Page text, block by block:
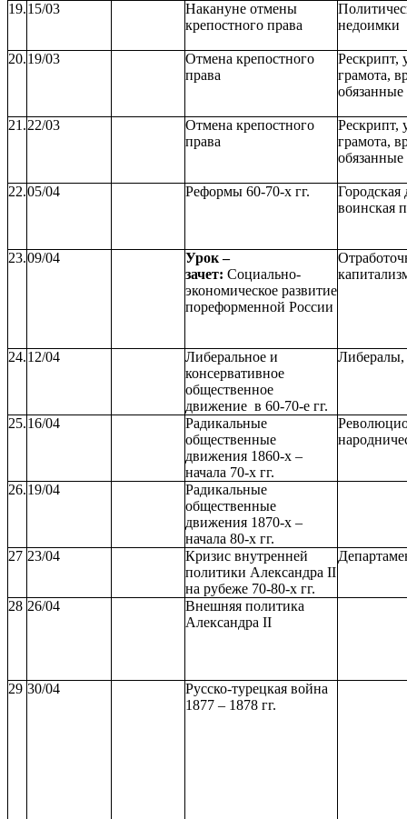
19.15/03
Накануне отмены
крепостного права
недоимки
20.19/03
Отмена крепостного
права
Рескрипт,
грамота,
обязанные
21.22/03
Отмена крепостного
права
Рескрипт,
грамота,
обязанные
22.05/04 Реформы 60-70-х гг.
Городская
воинская
23.09/04
Урок –
зачет: Социально-
экономическое развитие
пореформенной России
24.12/04
Либеральное и
консервативное
общественное
движение в 60-70-е гг.
Либералы,
25.16/04
Радикальные
общественные
движения 1860-х –
начала 70-х гг.
26.19/04
Радикальные
общественные
движения 1870-х –
начала 80-х гг.
27 23/04
Кризис внутренней
политики Александра II
на рубеже 70-80-х гг.
28 26/04
Внешняя политика
Александра II
29 30/04
Русско-турецкая война
1877 – 1878 гг.